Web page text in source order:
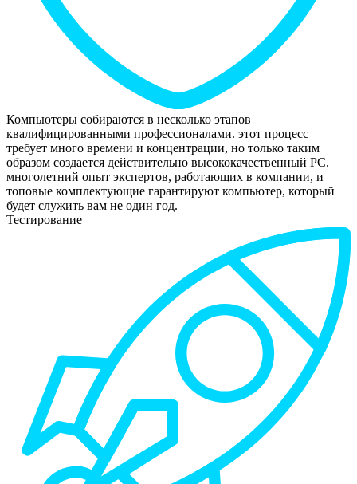
Компьютеры собираются в несколько этапов
квалифицированными профессионалами. этот процесс
требует много времени и концентрации, но только таким
образом создается действительно высококачественный РС.
многолетний опыт экспертов, работающих в компании, и
топовые комплектующие гарантируют компьютер, который
будет служить вам не один год.
Тестирование